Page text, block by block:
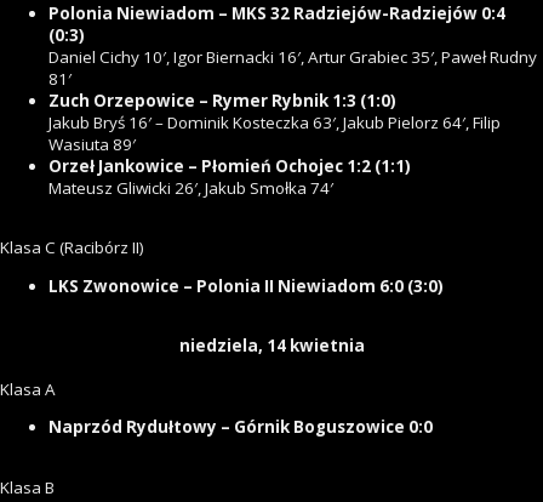
Polonia Niewiadom – MKS 32 Radziejów-Radziejów 0:4
(0:3)
Daniel Cichy 10′, Igor Biernacki 16′, Artur Grabiec 35′, Paweł Rudny
81′
Zuch Orzepowice – Rymer Rybnik 1:3 (1:0)
Jakub Bryś 16′ – Dominik Kosteczka 63′, Jakub Pielorz 64′, Filip
Wasiuta 89′
Orzeł Jankowice – Płomień Ochojec 1:2 (1:1)
Mateusz Gliwicki 26′, Jakub Smołka 74′
Klasa C (Racibórz II)
LKS Zwonowice – Polonia II Niewiadom 6:0 (3:0)
niedziela, 14 kwietnia
Klasa A
Naprzód Rydułtowy – Górnik Boguszowice 0:0
Klasa B